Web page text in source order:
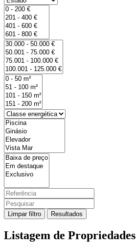
Limpar filtro Resultados
Listagem de Propriedades